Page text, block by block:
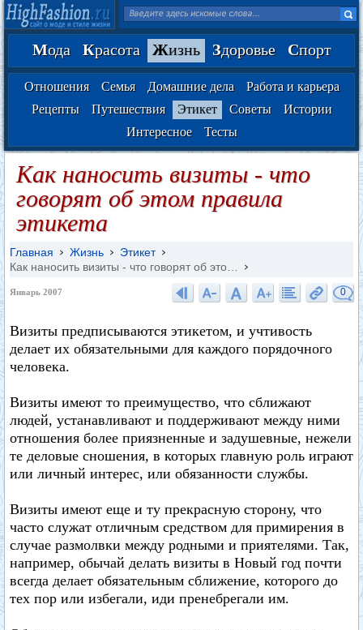
Мода Красота Жизнь Здоровье Спорт
Отношения Семья Домашние дела
Работа и карьера
Рецепты
Путешествия Этикет Советы
Истории
Интересное
Тесты
Как наносить визиты - что
говорят об этом правила
этикета
Главная Жизнь
Этикет
Как наносить визиты - что говорят об это…
Январь 2007 0
Визиты предписываются этикетом, и учтивость
делает их обязательными для каждого порядочного
человека.
Визиты имеют то преимущество, что сближают
людей, устанавливают и поддерживают между ними
отношения более приязненные и задушевные, нежели
те деловые сношения, в которых главную роль играют
или личный интерес, или обязанности службы.
Визиты имеют еще и ту прекрасную сторону, что
часто служат отличным средством для примирения в
случае размолвки между родными и приятелями. Так,
например, обычай делать визиты в Новый год почти
всегда делает обязательным сближение, которого до
тех пор или избегали, иди пренебрегали им.